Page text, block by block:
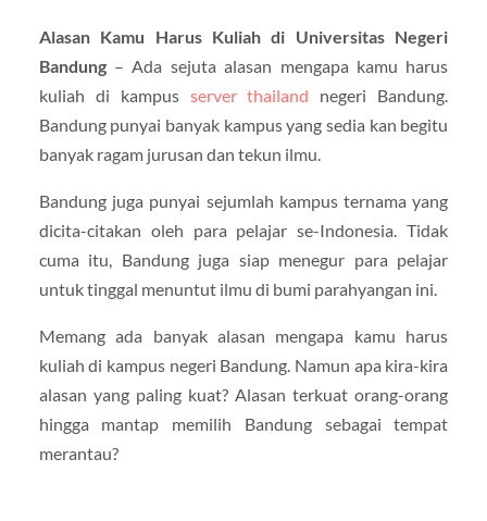
Alasan Kamu Harus Kuliah di Universitas Negeri
Bandung– Ada sejuta alasan mengapa kamu harus
kuliah di kampus server thailand negeri Bandung.
Bandung punyai banyak kampus yang sedia kan begitu
banyak ragam jurusan dan tekun ilmu.
Bandung juga punyai sejumlah kampus ternama yang
dicita-citakan oleh para pelajar se-Indonesia. Tidak
cuma itu, Bandung juga siap menegur para pelajar
untuk tinggal menuntut ilmu di bumi parahyangan ini.
Memang ada banyak alasan mengapa kamu harus
kuliah di kampus negeri Bandung. Namun apa kira-kira
alasan yang paling kuat? Alasan terkuat orang-orang
hingga mantap memilih Bandung sebagai tempat
merantau?